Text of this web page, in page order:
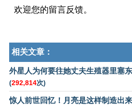
欢迎您的留言反馈。
相关文章：
外星人为何要往她丈夫生殖器里塞
(292,814次)
惊人前世回忆！月亮是这样制造出